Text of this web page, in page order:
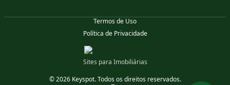
Termos de Uso
Política de Privacidade
Sites para Imobiliárias
© 2026 Keyspot. Todos os direitos reservados.